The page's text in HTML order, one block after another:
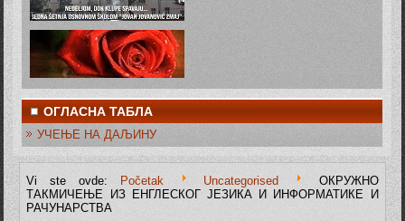
ОГЛАСНА ТАБЛА
УЧЕЊЕ НА ДАЉИНУ
Vi ste ovde: Početak Uncategorised
ОКРУЖНО
ТАКМИЧЕЊЕ ИЗ ЕНГЛЕСКОГ ЈЕЗИКА И ИНФОРМАТИКЕ И
РАЧУНАРСТВА